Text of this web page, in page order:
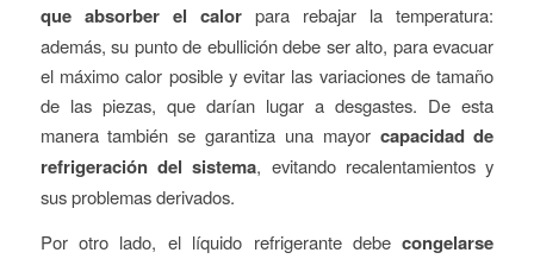
que absorber el calorpara rebajar la temperatura:
además, su punto de ebullición debe ser alto, para evacuar
el máximo calor posible y evitar las variaciones de tamaño
de las piezas, que darían lugar a desgastes. De esta
manera también se garantiza una mayor capacidad de
refrigeración del sistema, evitando recalentamientos y
sus problemas derivados.
Por otro lado, el líquido refrigerante debecongelarse